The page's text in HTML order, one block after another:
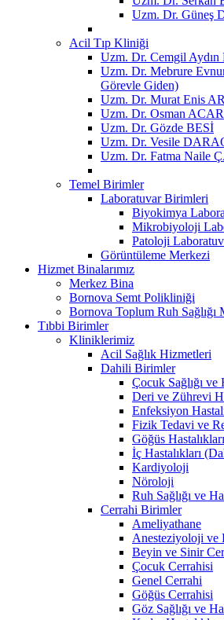
Uzm. Dr. Güneş
Acil Tıp Kliniği
Uzm. Dr. Cemgil
Uzm. Dr. Mebrure
Görevle Giden)
Uzm. Dr. Murat Enis
Uzm. Dr. Osman ACAR
Uzm. Dr. Gözde BESİ
Uzm. Dr. Vesile
Uzm. Dr. Fatma Naile
Temel Birimler
Laboratuvar Birimleri
Biyokimya
Mikrobiyoloji
Patoloji
Görüntüleme Merkezi
Hizmet Binalarımız
Merkez Bina
Bornova Semt Polikliniği
Bornova Toplum Ruh Sağlığı
Tıbbi Birimler
Kliniklerimiz
Acil Sağlık Hizmetleri
Dahili Birimler
Çocuk Sağlığı ve
Deri ve Zührevi
Enfeksiyon
Fizik Tedavi ve
Göğüs Hastalıkları
İç Hastalıkları
Kardiyoloji
Nöroloji
Ruh Sağlığı ve
Cerrahi Birimler
Ameliyathane
Anesteziyoloji ve
Beyin ve Sinir
Çocuk Cerrahisi
Genel Cerrahi
Göğüs Cerrahisi
Göz Sağlığı ve